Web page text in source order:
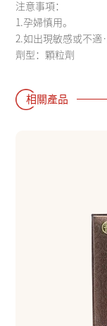
注意事項：
1.孕婦慎用。
2.如出現敏感或不適
劑型：顆粒劑
相關產品